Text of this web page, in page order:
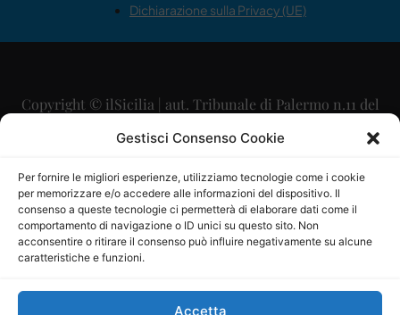
Gestisci Consenso Cookie
Per fornire le migliori esperienze, utilizziamo tecnologie come i cookie
per memorizzare e/o accedere alle informazioni del dispositivo. Il
consenso a queste tecnologie ci permetterà di elaborare dati come il
comportamento di navigazione o ID unici su questo sito. Non
acconsentire o ritirare il consenso può influire negativamente su alcune
caratteristiche e funzioni.
Accetta
Dichiarazione sulla Privacy (UE)
Copyright © ilSicilia | aut. Tribunale di Palermo n.11 del
29/09/2015
Direttore Editoriale: Maurizio Scaglione
Direttore Responsabile: Maria Calabrese
P.IVA: 06334930820